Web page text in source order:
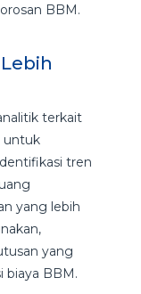
BBM.
terkait
untuk
tren
yang lebih
yang
BBM.